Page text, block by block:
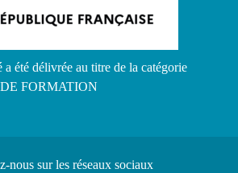
été délivrée au titre de la catégorie
FORMATION
nous sur les réseaux sociaux